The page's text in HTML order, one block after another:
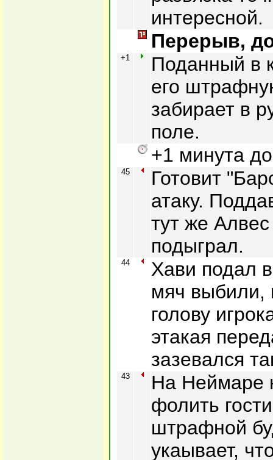
интересной.
Перерыв,
+1
Поданный в
его
забирает в
поле.
+1 минута
45
Готовит
атаку.
тут же
подыграл.
44
Хави подал
мяч выбили,
голову
этакая
зазевался
43
На Неймаре
фолить
штрафной
укаывает,